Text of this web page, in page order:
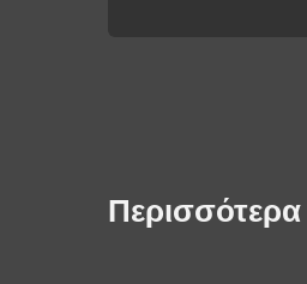
Περισσότερα